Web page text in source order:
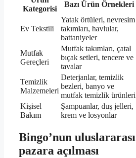
Kategorisi
Bazı Ürün Örnekleri
Ev Tekstili
Yatak örtüleri, nevresim
takımları, havlular,
battaniyeler
Mutfak
Gereçleri
Mutfak takımları, çatal
bıçak setleri, tencere ve
tavalar
Temizlik
Malzemeleri
Deterjanlar, temizlik
bezleri, banyo ve
mutfak temizlik ürünleri
Kişisel
Bakım
Şampuanlar, duş jelleri,
krem ve losyonlar
Bingo’nun uluslararası
pazara açılması